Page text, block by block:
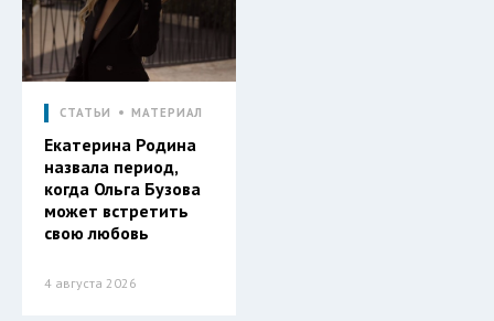
СТАТЬИ МАТЕРИАЛ
Екатерина Родина
назвала период,
когда Ольга Бузова
может встретить
свою любовь
4 августа 2026